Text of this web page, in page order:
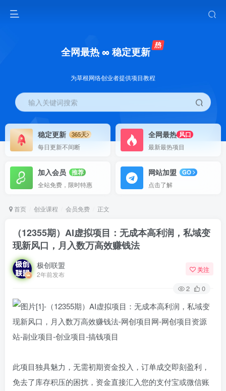
全网最热 ∞ 稳定更新
为草根网络创业者提供项目教程
输入关键词搜索
稳定更新
365天
每日更新不间断
全网最热 风口
最新最热项目
加入会员
推荐
全站免费，限时特惠
网站加盟
GO
点击了解
首页 创业课程 会员免费 正文
（12355期）AI虚拟项目：无成本高利润，私域变
现新风口，月入数万高效赚钱法
极创联盟
2年前发布
关注
2 0
此项目独具魅力，无需初期资金投入，订单成交即刻盈利，
免去了库存积压的困扰，资金直接汇入您的支付宝或微信账